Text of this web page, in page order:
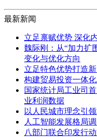
最新新闻
立足禀赋优势 深化
魏际刚：从“加力扩
变化与优化方向
立足特色优势打造
构建贸易投资一体
国家统计局工业司
业利润数据
以人民城市理念引
人工智能发展格局
八部门联合印发行